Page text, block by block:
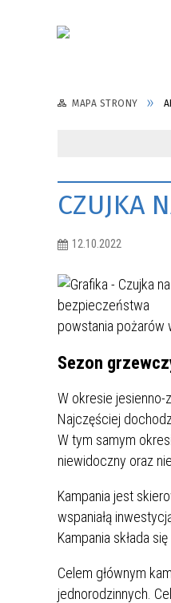
MAPA STRONY
CZUJKA
12.10.2022
powstania pożarów
Sezon
W okresie jesienno-
Najczęściej
W tym samym
niewidoczny oraz
Kampania jest
wspaniałą
Kampania składa
Celem głównym
jednorodzinnych.